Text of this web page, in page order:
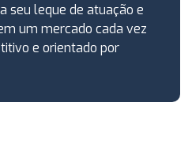
seu leque de atuação e
um mercado cada vez
e orientado por